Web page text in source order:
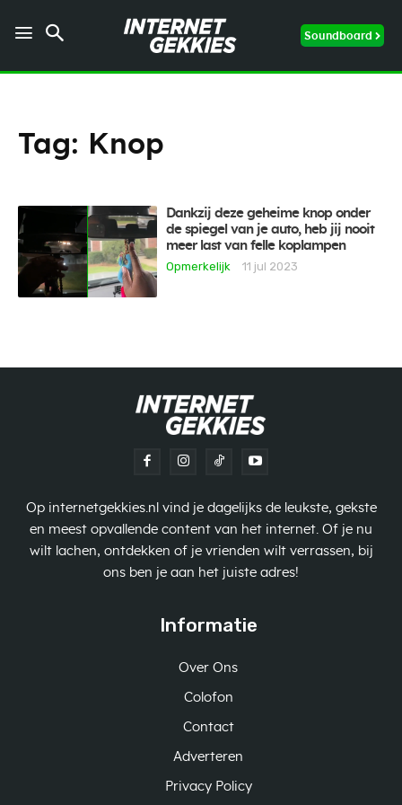
Soundboard
Tag: Knop
Dankzij deze geheime knop onder
de spiegel van je auto, heb jij nooit
meer last van felle koplampen
Opmerkelijk
11 jul 2023
Op internetgekkies.nl vind je dagelijks de leukste, gekste
en meest opvallende content van het internet. Of je nu
wilt lachen, ontdekken of je vrienden wilt verrassen, bij
ons ben je aan het juiste adres!
Informatie
Over Ons
Colofon
Contact
Adverteren
Privacy Policy